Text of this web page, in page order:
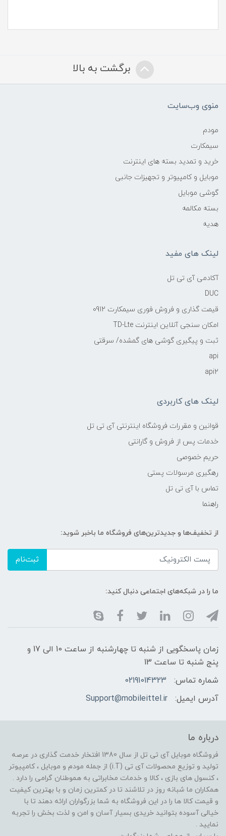
برگشت به بالا
منوی وب‌سایت
مودم
سیمکارت
خرید و تمدید بسته های اینترنت
موبایل و کامپیوتر و تجهیزات جانبی
گوشی موبایل
بسته مکالمه
هدیه
لینک های مفید
آکادمی آی تی تل
DUC
قیمت گذاری و فروش فوری سیمکارت 0912
امکان سنجی آنلاین اینترنت TD-Lte
ثبت و پیگیری گوشی های گمشده/ سرقتی
api
api2
لینک های کاربردی
قوانین و مقررات فروشگاه اینترنتی آی تی تل
خدمات پس از فروش و گارانتی
حریم خصوصی
رهگیری مرسولات پستی
تماس با آی تی تل
راهنما
از تخفیف‌ها و جدیدترین‌های فروشگاه ما باخبر شوید:
ثبت‌نام
ما را در شبکه‌های اجتماعی دنبال کنید:
زمان پاسخگویی از شنبه تا چهارشنبه از ساعت 10 الی 17 و
پنج شنبه تا ساعت 13
شماره تماس:
02191014323
آدرس ایمیل:
Support@mobileittel.ir
درباره ما
فروشگاه موبایل آی تی تل از سال 1380 افتخار خدمت گذاری در عرصه
تولید و توزیع محصولات آی تی (i.T) از جمله مودم و موبایل ، کامپیوتر
، کنسول های بازی ، کالا و خدمات مخابراتی به هموطنان گرامی را دارد .
همکاران ما شبانه روز در تلاشند تا در کمترین زمان و با بهترین کیفیت
و قیمت کالا ها را در این فروشگاه به شما بزرگواران ارائه دهند تا با
خیالی آسوده بتوانید خریدی بسیار آسان و امن و لذت بخش را تجربه
نمایید .